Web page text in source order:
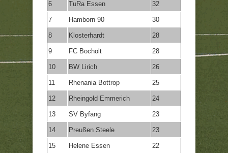
6 TuRa Essen 32
7 Hamborn 90 30
8 Klosterhardt 28
9 FC Bocholt 28
10 BW Lirich 26
11 Rhenania Bottrop 25
12 Rheingold Emmerich 24
13 SV Byfang 23
14 Preußen Steele 23
15 Helene Essen 22